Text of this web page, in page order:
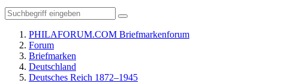
PHILAFORUM.COM Briefmarkenforum
Forum
Briefmarken
Deutschland
Deutsches Reich 1872–1945